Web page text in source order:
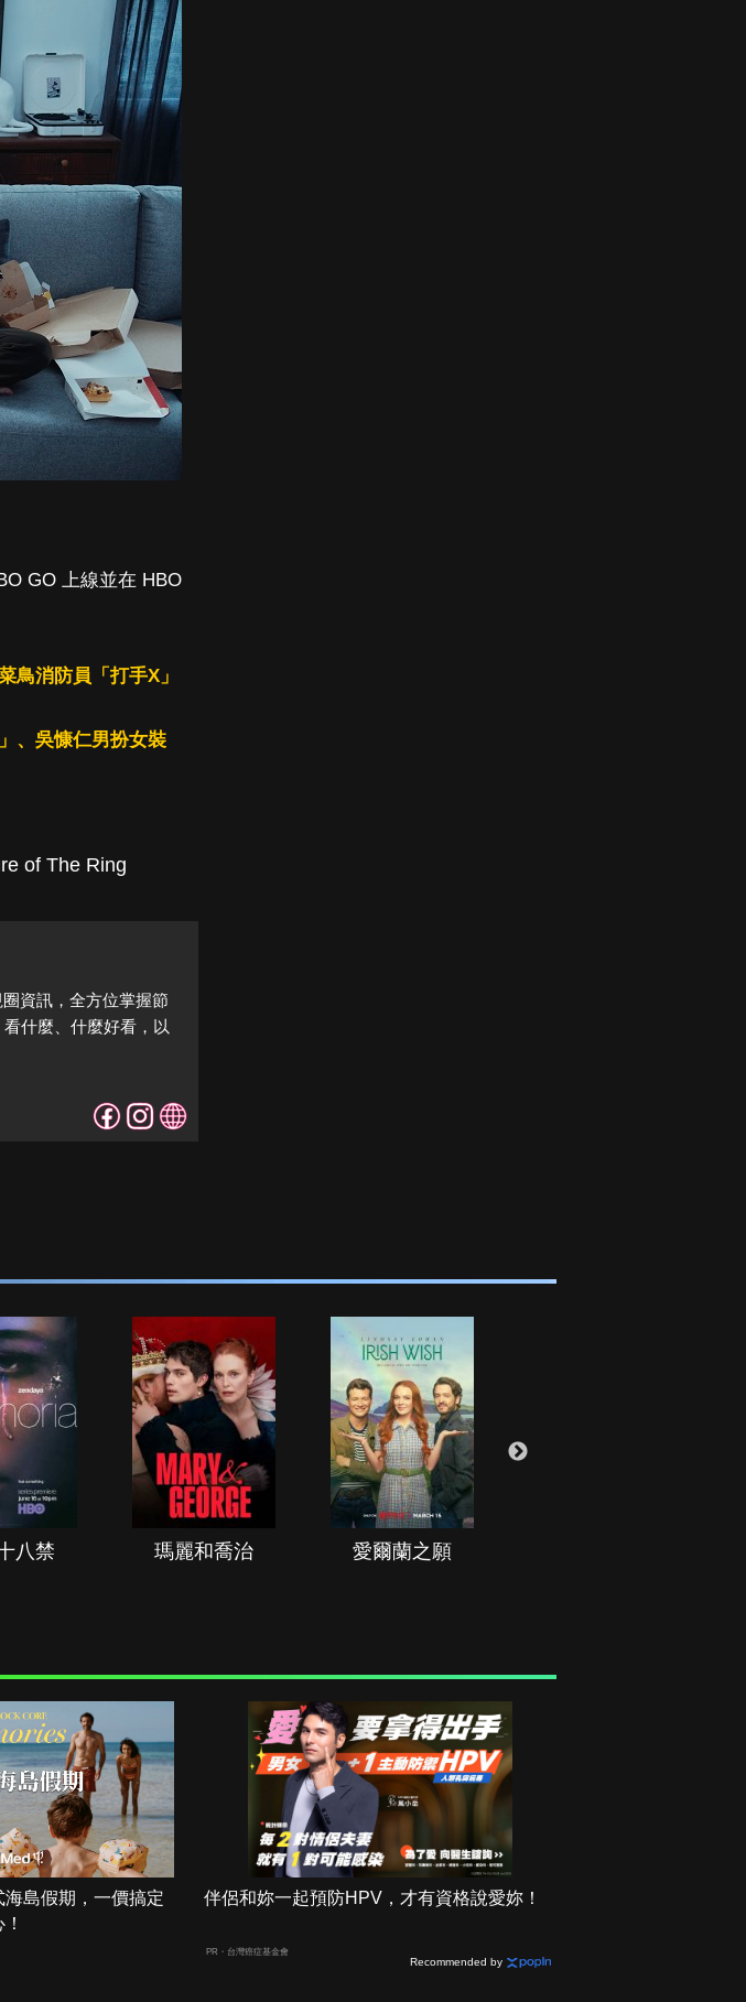
GO 上線並在 HBO
鳥消防員「打手X」
、吳慷仁男扮女裝
of The Ring
資訊，全方位掌握節
什麼、什麼好看，以
八禁 瑪麗和喬治 愛爾蘭之願
島假期，一價搞定
伴侶和妳一起預防HPV，才有資格說愛妳！
PR・台灣癌症基金會
Recommended by